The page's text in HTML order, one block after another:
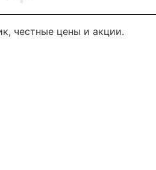
честные цены и акции.